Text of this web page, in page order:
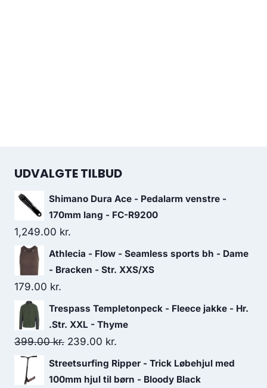
UDVALGTE TILBUD
Shimano Dura Ace - Pedalarm venstre -
170mm lang - FC-R9200
1,249.00 kr.
Athlecia - Flow - Seamless sports bh - Dame
- Bracken - Str. XXS/XS
179.00 kr.
Trespass Templetonpeck - Fleece jakke - Hr.
.Str. XXL - Thyme
399.00kr. Original
price
was:
239.00 kr.
price
is:
Streetsurfing Ripper - Trick Løbehjul med
100mm hjul til børn - Bloody Black